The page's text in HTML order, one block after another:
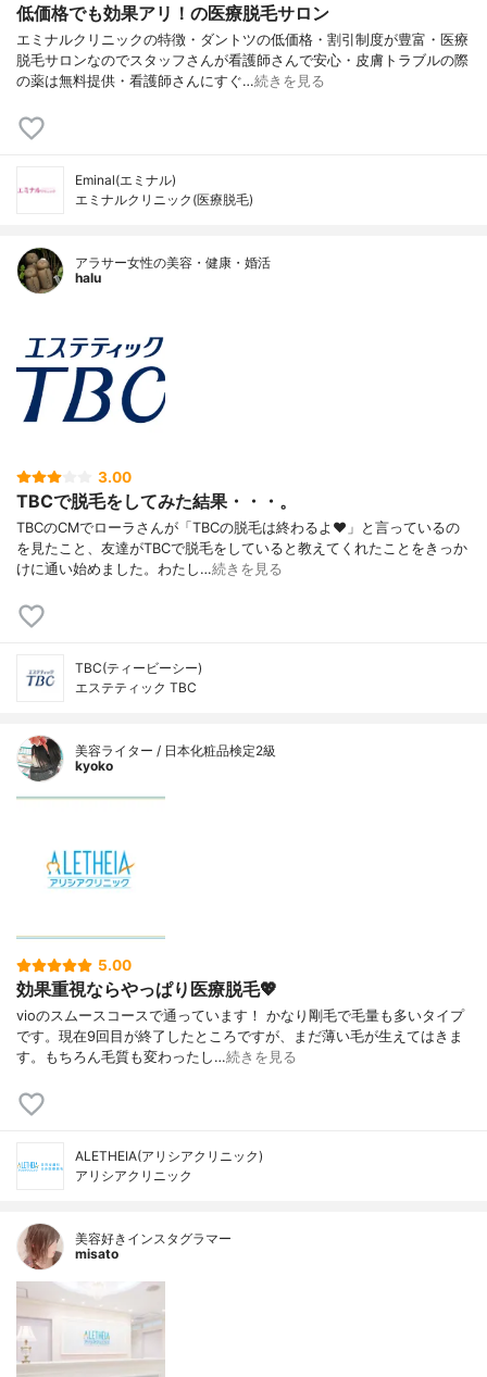
低価格でも効果アリ！の医療脱毛サロン
エミナルクリニックの特徴・ダントツの低価格・割引制度が豊富・医療
脱毛サロンなのでスタッフさんが看護師さんで安心・皮膚トラブルの際
の薬は無料提供・看護師さんにすぐ…続きを見る
Eminal(エミナル)
エミナルクリニック(医療脱毛)
アラサー女性の美容・健康・婚活
halu
3.00
TBCで脱毛をしてみた結果・・・。
TBCのCMでローラさんが「TBCの脱毛は終わるよ♥」と言っているの
を見たこと、友達がTBCで脱毛をしていると教えてくれたことをきっか
けに通い始めました。わたし…続きを見る
TBC(ティービーシー)
エステティック TBC
美容ライター / 日本化粧品検定2級
kyoko
5.00
効果重視ならやっぱり医療脱毛💖
vioのスムースコースで通っています！ かなり剛毛で毛量も多いタイプ
です。現在9回目が終了したところですが、まだ薄い毛が生えてはきま
す。もちろん毛質も変わったし…続きを見る
ALETHEIA(アリシアクリニック)
アリシアクリニック
美容好きインスタグラマー
misato